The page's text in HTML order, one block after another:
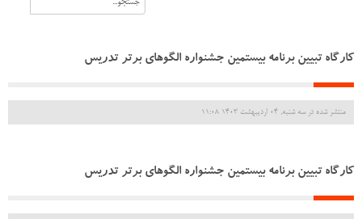
کارگاه تبیین برنامه بیستمین جشنواره الگوهای برتر تدریس
منتشر شده در سه شنبه, 04 ارديبهشت 1403 11:08
کارگاه تبیین برنامه بیستمین جشنواره الگوهای برتر تدریس